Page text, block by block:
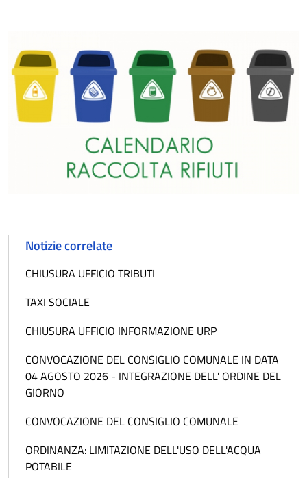
Notizie correlate
CHIUSURA UFFICIO TRIBUTI
TAXI SOCIALE
CHIUSURA UFFICIO INFORMAZIONE URP
CONVOCAZIONE DEL CONSIGLIO COMUNALE IN DATA
04 AGOSTO 2026 - INTEGRAZIONE DELL' ORDINE DEL
GIORNO
CONVOCAZIONE DEL CONSIGLIO COMUNALE
ORDINANZA: LIMITAZIONE DELL'USO DELL'ACQUA
POTABILE